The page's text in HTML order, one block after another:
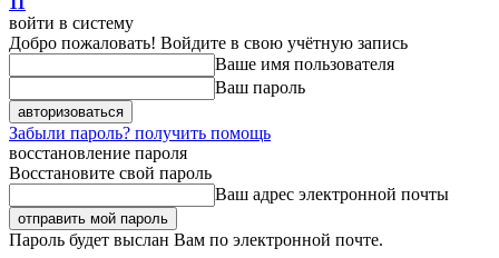
войти в систему
Добро пожаловать! Войдите в свою учётную запись
Ваше имя пользователя
Ваш пароль
Забыли пароль? получить помощь
восстановление пароля
Восстановите свой пароль
Ваш адрес электронной почты
Пароль будет выслан Вам по электронной почте.